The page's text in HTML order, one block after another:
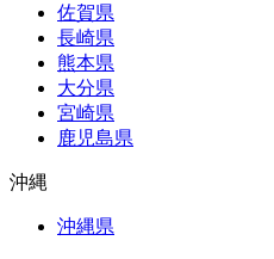
佐賀県
長崎県
熊本県
大分県
宮崎県
鹿児島県
沖縄
沖縄県